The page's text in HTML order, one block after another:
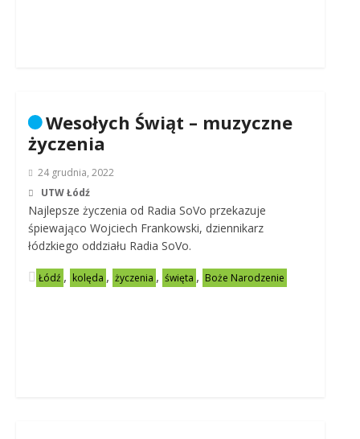
Wesołych Świąt – muzyczne
życzenia
24 grudnia, 2022
UTW Łódź
Najlepsze życzenia od Radia SoVo przekazuje
śpiewająco Wojciech Frankowski, dziennikarz
łódzkiego oddziału Radia SoVo.
Łódź , kolęda , życzenia , święta , Boże Narodzenie